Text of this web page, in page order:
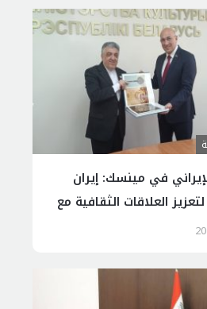
في مينسك: إيران
العلاقات الثقافية مع